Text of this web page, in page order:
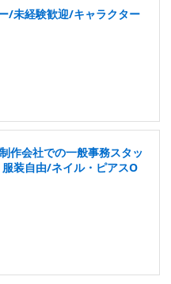
/未経験歓迎/キャラクター
作会社での一般事務スタッ
装自由/ネイル・ピアスO